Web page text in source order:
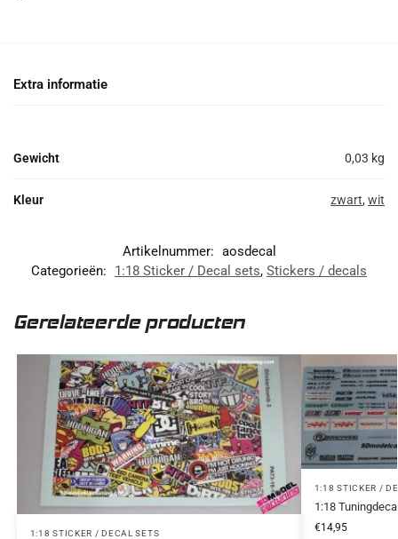
Extra informatie
Gewicht 0,03 kg
Kleur zwart, wit
Artikelnummer: aosdecal
Categorieën:
1:18 Sticker / Decal sets, Stickers / decals
Gerelateerde producten
1:18 STICKER / DECAL SETS
1:18 STICKER /
1:18
€14,95